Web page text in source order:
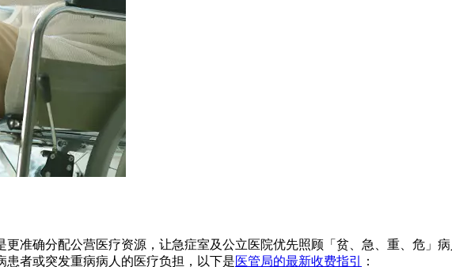
更准确分配公营医疗资源，让急症室及公立医院优先照顾「贫、急、重、危」
者或突发重病病人的医疗负担，以下是医管局的最新收费指引 ：